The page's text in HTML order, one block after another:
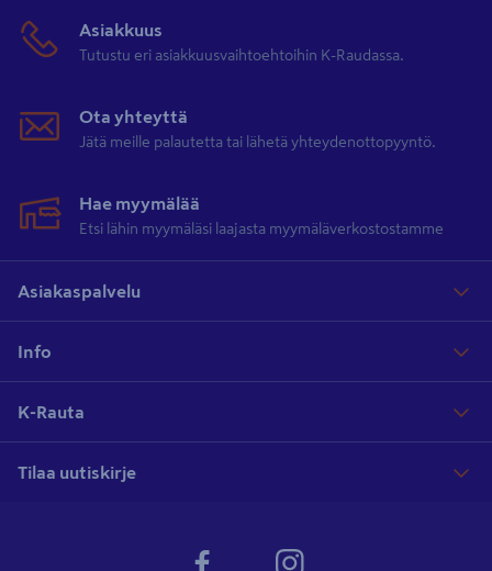
Asiakkuus
Tutustu eri asiakkuusvaihtoehtoihin K-Raudassa.
Ota yhteyttä
Jätä meille palautetta tai lähetä yhteydenottopyyntö.
Hae myymälää
Etsi lähin myymäläsi laajasta myymäläverkostostamme
Asiakaspalvelu
Info
K-Rauta
Tilaa uutiskirje